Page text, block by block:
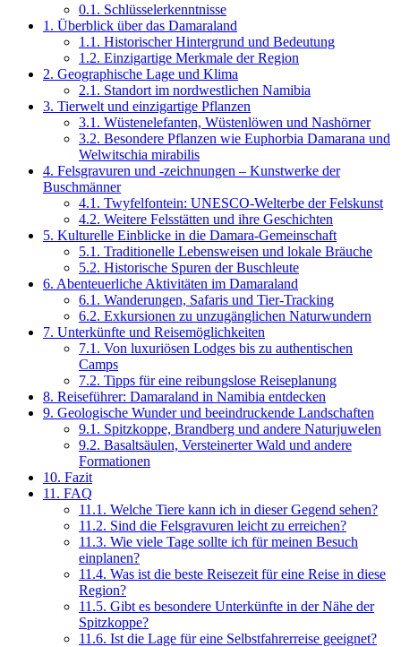
0.1. Schlüsselerkenntnisse
1. Überblick über das Damaraland
1.1. Historischer Hintergrund und Bedeutung
1.2. Einzigartige Merkmale der Region
2. Geographische Lage und Klima
2.1. Standort im nordwestlichen Namibia
3. Tierwelt und einzigartige Pflanzen
3.1. Wüstenelefanten, Wüstenlöwen und Nashörner
3.2. Besondere Pflanzen wie Euphorbia Damarana und
Welwitschia mirabilis
4. Felsgravuren und -zeichnungen – Kunstwerke der
Buschmänner
4.1. Twyfelfontein: UNESCO-Welterbe der Felskunst
4.2. Weitere Felsstätten und ihre Geschichten
5. Kulturelle Einblicke in die Damara-Gemeinschaft
5.1. Traditionelle Lebensweisen und lokale Bräuche
5.2. Historische Spuren der Buschleute
6. Abenteuerliche Aktivitäten im Damaraland
6.1. Wanderungen, Safaris und Tier-Tracking
6.2. Exkursionen zu unzugänglichen Naturwundern
7. Unterkünfte und Reisemöglichkeiten
7.1. Von luxuriösen Lodges bis zu authentischen
Camps
7.2. Tipps für eine reibungslose Reiseplanung
8. Reiseführer: Damaraland in Namibia entdecken
9. Geologische Wunder und beeindruckende Landschaften
9.1. Spitzkoppe, Brandberg und andere Naturjuwelen
9.2. Basaltsäulen, Versteinerter Wald und andere
Formationen
10. Fazit
11. FAQ
11.1. Welche Tiere kann ich in dieser Gegend sehen?
11.2. Sind die Felsgravuren leicht zu erreichen?
11.3. Wie viele Tage sollte ich für meinen Besuch
einplanen?
11.4. Was ist die beste Reisezeit für eine Reise in diese
Region?
11.5. Gibt es besondere Unterkünfte in der Nähe der
Spitzkoppe?
11.6. Ist die Lage für eine Selbstfahrerreise geeignet?